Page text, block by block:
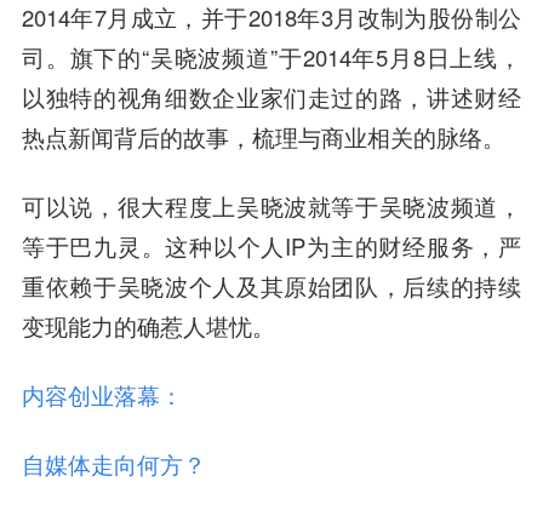
2014年7月成立，并于2018年3月改制为股份制公
司。旗下的“吴晓波频道”于2014年5月8日上线，
以独特的视角细数企业家们走过的路，讲述财经
热点新闻背后的故事，梳理与商业相关的脉络。
可以说，很大程度上吴晓波就等于吴晓波频道，
等于巴九灵。这种以个人IP为主的财经服务，严
重依赖于吴晓波个人及其原始团队，后续的持续
变现能力的确惹人堪忧。
内容创业落幕：
自媒体走向何方？